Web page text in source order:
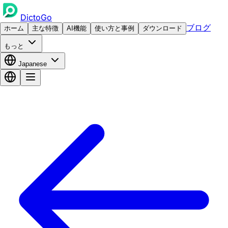
DictoGo
ホーム 主な特徴 AI機能 使い方と事例 ダウンロード ブログ
もっと
Japanese